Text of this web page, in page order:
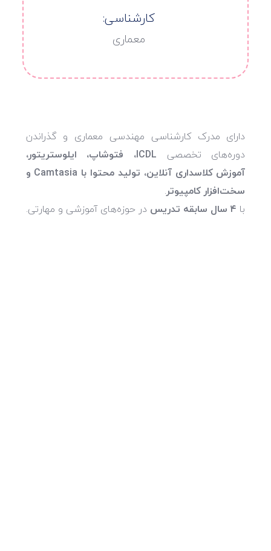
کارشناسی:
معماری
دارای مدرک کارشناسی مهندسی معماری و گذراندن
دوره‌های تخصصی
ICDL، فتوشاپ، ایلوستریتور،
آموزش کلاسداری آنلاین، تولید محتوا با Camtasia و
سخت‌افزار کامپیوتر.
با ۴ سال سابقه تدریس در حوزه‌های آموزشی و مهارتی.